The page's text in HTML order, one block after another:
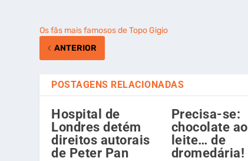
Os fãs mais famosos de Topo Gigio
ANTERIOR
POSTAGENS RELACIONADAS
Hospital de
Londres detém
direitos autorais
de Peter Pan
Precisa-se:
chocolate ao
leite… de
dromedária!